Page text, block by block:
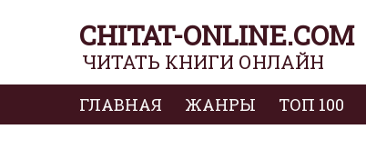
CHITAT-ONLINE.COM
ЧИТАТЬ КНИГИ ОНЛАЙН
ГЛАВНАЯ ЖАНРЫ ТОП 100